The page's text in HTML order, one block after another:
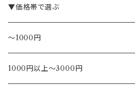
▼価格帯で選ぶ
～1000円
1000円以上～3000円